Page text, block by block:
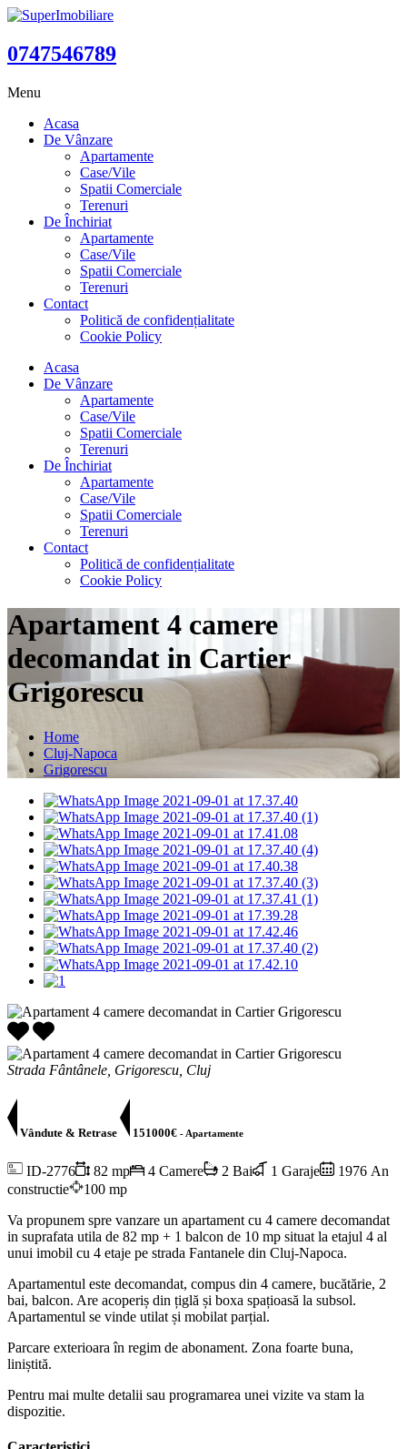
0747546789
Menu
Acasa
De Vânzare
Apartamente
Case/Vile
Spatii Comerciale
Terenuri
De Închiriat
Apartamente
Case/Vile
Spatii Comerciale
Terenuri
Contact
Politică de confidențialitate
Cookie Policy
Acasa
De Vânzare
Apartamente
Case/Vile
Spatii Comerciale
Terenuri
De Închiriat
Apartamente
Case/Vile
Spatii Comerciale
Terenuri
Contact
Politică de confidențialitate
Cookie Policy
Apartament 4 camere
decomandat in Cartier
Grigorescu
Home
Cluj-Napoca
Grigorescu
Strada Fântânele, Grigorescu, Cluj
Vândute & Retrase 151000€ - Apartamente
ID-2776 82 mp 4 Camere 2 Bai 1 Garaje
1976 An
constructie
100 mp
Va propunem spre vanzare un apartament cu 4 camere decomandat
in suprafata utila de 82 mp + 1 balcon de 10 mp situat la etajul 4 al
unui imobil cu 4 etaje pe strada Fantanele din Cluj-Napoca.
Apartamentul este decomandat, compus din 4 camere, bucătărie, 2
bai, balcon. Are acoperiș din țiglă și boxa spațioasă la subsol.
Apartamentul se vinde utilat și mobilat parțial.
Parcare exterioara în regim de abonament. Zona foarte buna,
liniștită.
Pentru mai multe detalii sau programarea unei vizite va stam la
dispozitie.